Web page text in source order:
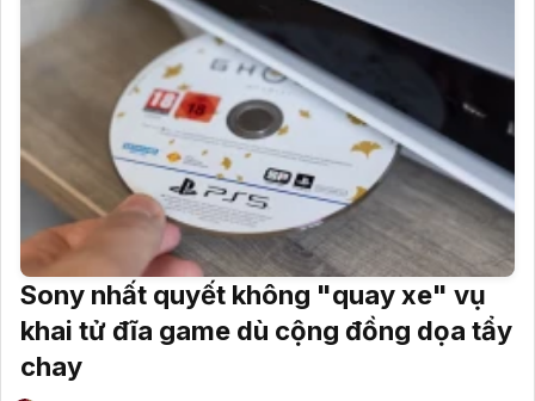
Sony nhất quyết không "quay xe" vụ
khai tử đĩa game dù cộng đồng dọa tẩy
chay